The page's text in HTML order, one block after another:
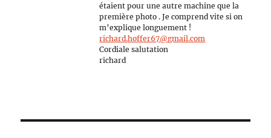
étaient pour une autre machine que la
première photo . Je comprend vite si on
m’explique longuement !
richard.hoffer67@gmail.com
Cordiale salutation
richard